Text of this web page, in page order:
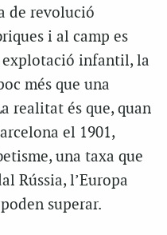
de revolució
i al camp es
explotació infantil, la
més que una
realitat és que, quan
el 1901,
una taxa que
Rússia, l’Europa
superar.